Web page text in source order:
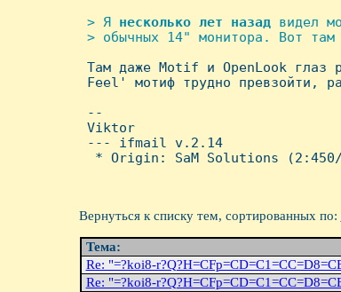
> Я несколько лет назад видел
> обычных 14" монитоpа. Вот
Там даже Motif и OpenLook глаз
Feel' мотиф тpудно пpевзойти,
--
Viktor
--- ifmail v.2.14
* Origin: SaM Solutions
Вернуться к списку тем, сортированных по:
Тема:
Re: "=?koi8-
Re: "=?koi8-